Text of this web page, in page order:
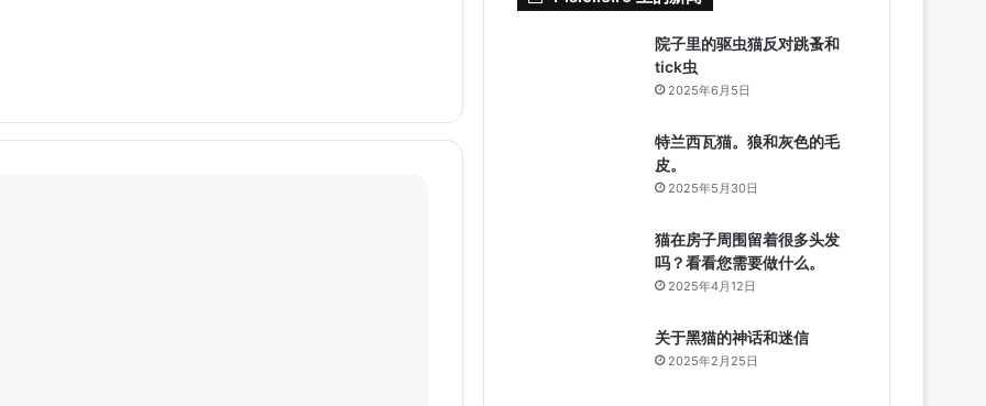
院子里的驱虫猫反对跳蚤和
tick虫
2025年6月5日
特兰西瓦猫。狼和灰色的毛
皮。
2025年5月30日
猫在房子周围留着很多头发
吗？看看您需要做什么。
2025年4月12日
关于黑猫的神话和迷信
2025年2月25日